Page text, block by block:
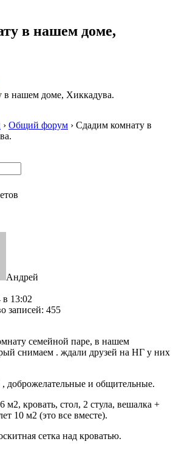
в нашем доме,
в нашем доме, Хиккадува.
› Общий форум › Сдадим комнату в
Андрей
в 13:02
записей: 455
семейной паре, в нашем
снимаем . ждали друзей на НГ у них
доброжелательные и общительные.
м2, кровать, стол, 2 стула, вешалка +
10 м2 (это все вместе).
сетка над кроватью.